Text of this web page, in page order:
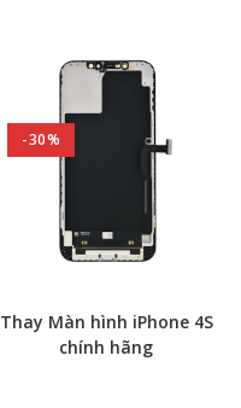
-30%
Thay Màn hình iPhone 4S
chính hãng